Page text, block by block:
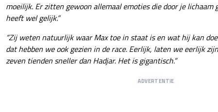
moeilijk. Er zitten gewoon allemaal emoties die door je lichaam
heeft wel gelijk.”
“Zij weten natuurlijk waar Max toe in staat is en wat hij kan
dat hebben we ook gezien in de race. Eerlijk, laten we eerlijk
zeven tienden sneller dan Hadjar. Het is gigantisch.”
ADVERTENTIE